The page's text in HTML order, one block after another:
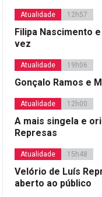
Atualidade 12h57
Filipa Nascimento
vez
Atualidade 19h06
Gonçalo Ramos e
Atualidade 12h00
A mais singela e
Represas
Atualidade 15h48
Velório de Luís
aberto ao público